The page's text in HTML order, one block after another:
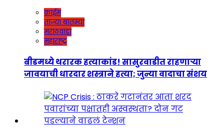
क्राईम
ताज्या बातम्या
मराठवाडा
महाराष्ट्र
बीडमध्ये थरारक हत्याकांड! सासुरवाडीत राहणाऱ्या
जावयाची धारदार शस्त्राने हत्या; जुन्या वादाचा संशय